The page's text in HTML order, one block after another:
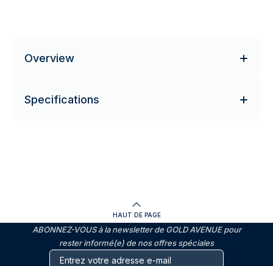
Overview
Specifications
HAUT DE PAGE
ABONNEZ-VOUS à la newsletter de GOLD AVENUE pour
rester informé(e) de nos offres spéciales